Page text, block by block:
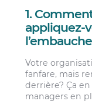
1.
appliquez-
l’embauche
Votre
fanfare, mais
derrière? Ça
managers en